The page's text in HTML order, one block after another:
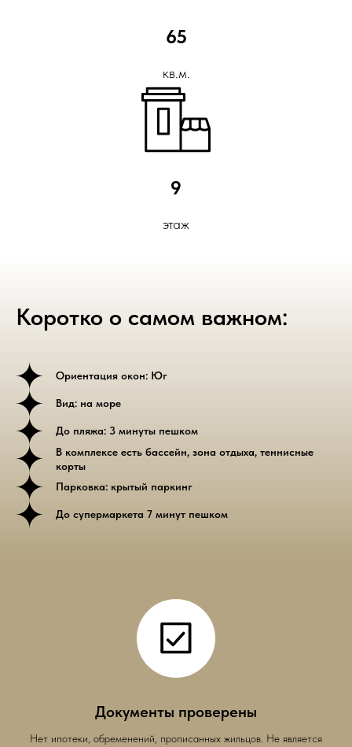
65
кв.м.
9
этаж
Коротко о самом важном:
Ориентация окон: Юг
Вид: на море
До пляжа: 3 минуты пешком
В комплексе есть бассейн, зона отдыха, теннисные
корты
Парковка: крытый паркинг
До супермаркета 7 минут пешком
Документы проверены
Нет ипотеки, обременений, прописанных жильцов. Не является